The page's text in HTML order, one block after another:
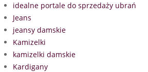
idealne portale do sprzedaży ubrań
Jeans
jeansy damskie
Kamizelki
kamizelki damskie
Kardigany